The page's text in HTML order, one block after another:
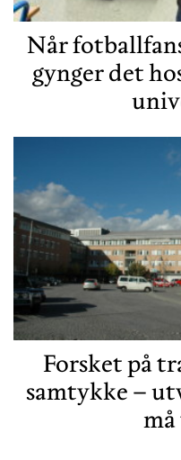
Når
gynger det
Forsket på
samtykke –